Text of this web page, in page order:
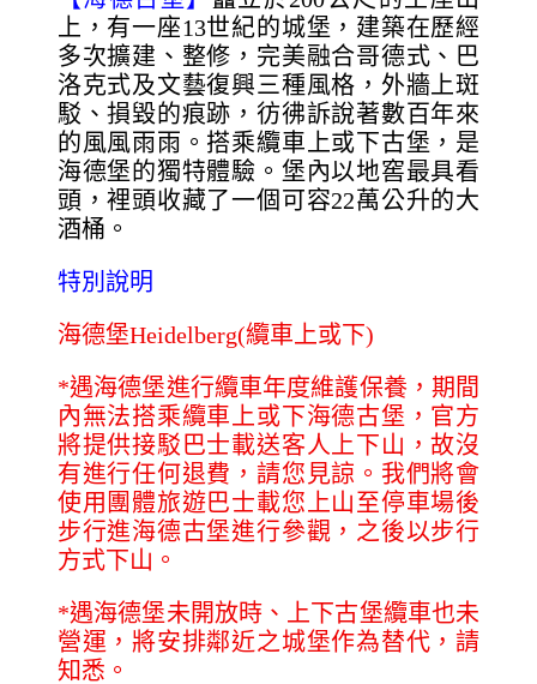
上，有一座13世紀的城堡，建築在歷經
多次擴建、整修，完美融合哥德式、巴
洛克式及文藝復興三種風格，外牆上斑
駁、損毀的痕跡，彷彿訴說著數百年來
的風風雨雨。搭乘纜車上或下古堡，是
海德堡的獨特體驗。堡內以地窖最具看
頭，裡頭收藏了一個可容22萬公升的大
酒桶。
特別說明
海德堡Heidelberg(纜車上或下)
*遇海德堡進行纜車年度維護保養，期間
內無法搭乘纜車上或下海德古堡，官方
將提供接駁巴士載送客人上下山，故沒
有進行任何退費，請您見諒。我們將會
使用團體旅遊巴士載您上山至停車場後
步行進海德古堡進行參觀，之後以步行
方式下山。
*遇海德堡未開放時、上下古堡纜車也未
營運，將安排鄰近之城堡作為替代，請
知悉。